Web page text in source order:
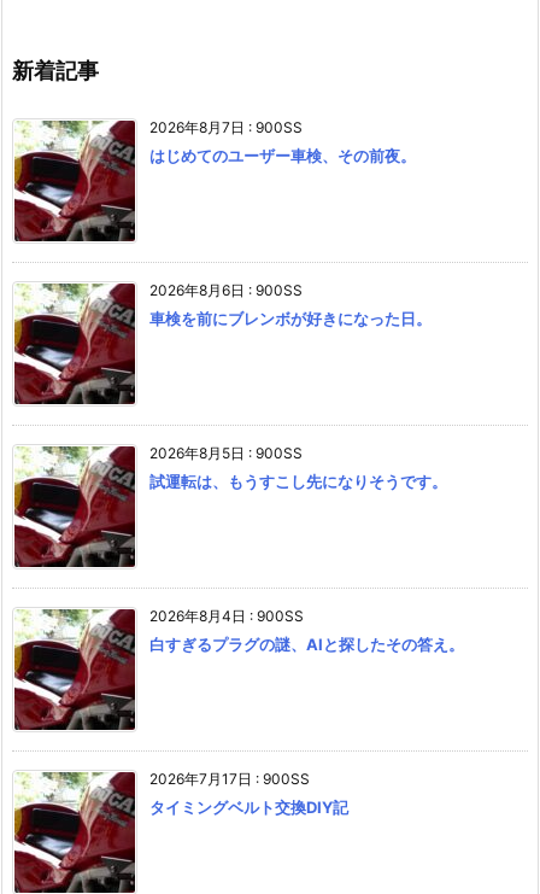
新着記事
2026年8月7日 : 900SS
はじめてのユーザー車検、その前夜。
2026年8月6日 : 900SS
車検を前にブレンボが好きになった日。
2026年8月5日 : 900SS
試運転は、もうすこし先になりそうです。
2026年8月4日 : 900SS
白すぎるプラグの謎、AIと探したその答え。
2026年7月17日 : 900SS
タイミングベルト交換DIY記